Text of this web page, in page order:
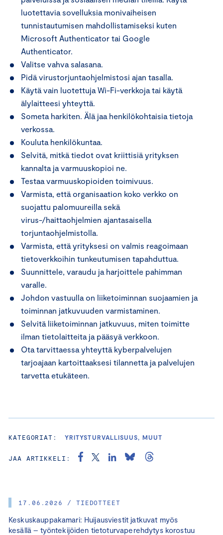
17.06.2026 / TIEDOTTEET
Keskuskauppakamari: Huijausviestit jatkuvat myös
kesällä – työntekijöiden tietoturvaperehdytys korostuu
luotettavia sovelluksia monivaiheisen
tunnistautumisen mahdollistamiseksi kuten
Microsoft Authenticator tai Google
Authenticator.
Valitse vahva salasana.
Pidä virustorjuntaohjelmistosi ajan tasalla.
Käytä vain luotettuja Wi-Fi-verkkoja tai käytä
älylaitteesi yhteyttä.
Someta harkiten. Älä jaa henkilökohtaisia tietoja
verkossa.
Kouluta henkilökuntaa.
Selvitä, mitkä tiedot ovat kriittisiä yrityksen
kannalta ja varmuuskopioi ne.
Testaa varmuuskopioiden toimivuus.
Varmista, että organisaation koko verkko on
suojattu palomuureilla sekä
virus-/haittaohjelmien ajantasaisella
torjuntaohjelmistolla.
Varmista, että yrityksesi on valmis reagoimaan
tietoverkkoihin tunkeutumisen tapahduttua.
Suunnittele, varaudu ja harjoittele pahimman
varalle.
Johdon vastuulla on liiketoiminnan suojaamien ja
toiminnan jatkuvuuden varmistaminen.
Selvitä liiketoiminnan jatkuvuus, miten toimitte
ilman tietolaitteita ja pääsyä verkkoon.
Ota tarvittaessa yhteyttä kyberpalvelujen
tarjoajaan kartoittaaksesi tilannetta ja palvelujen
tarvetta etukäteen.
KATEGORIAT: YRITYSTURVALLISUUS, MUUT
JAA ARTIKKELI: